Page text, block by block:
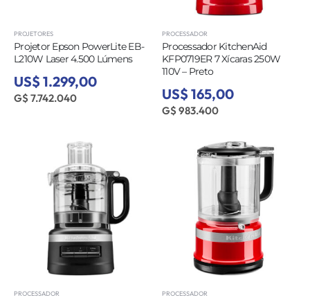
PROJETORES
Projetor Epson PowerLite EB-
L210W Laser 4.500 Lúmens
US$ 1.299,00
G$ 7.742.040
PROCESSADOR
Processador KitchenAid
KFP0719ER 7 Xícaras 250W
110V – Preto
US$ 165,00
G$ 983.400
PROCESSADOR PROCESSADOR